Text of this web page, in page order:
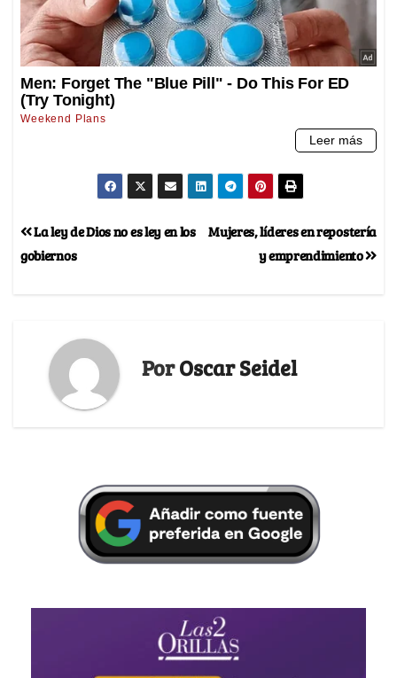
Mujeres, líderes en repostería
y emprendimiento
La ley de Dios no es ley en los
gobiernos
PorOscar Seidel